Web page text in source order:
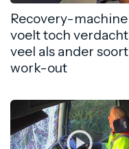
Recovery-machine
voelt toch verdacht
veel als ander soort
work-out